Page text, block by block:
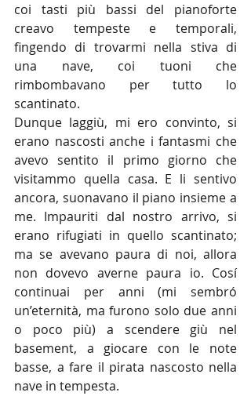
coi tasti più bassi del pianoforte
creavo tempeste e temporali,
fingendo di trovarmi nella stiva di
una nave, coi tuoni che
rimbombavano per tutto lo
scantinato.
Dunque laggiù, mi ero convinto, si
erano nascosti anche i fantasmi che
avevo sentito il primo giorno che
visitammo quella casa. E li sentivo
ancora, suonavano il piano insieme a
me. Impauriti dal nostro arrivo, si
erano rifugiati in quello scantinato;
ma se avevano paura di noi, allora
non dovevo averne paura io. Cosí
continuai per anni (mi sembró
un’eternità, ma furono solo due anni
o poco più) a scendere giù nel
basement, a giocare con le note
basse, a fare il pirata nascosto nella
nave in tempesta.